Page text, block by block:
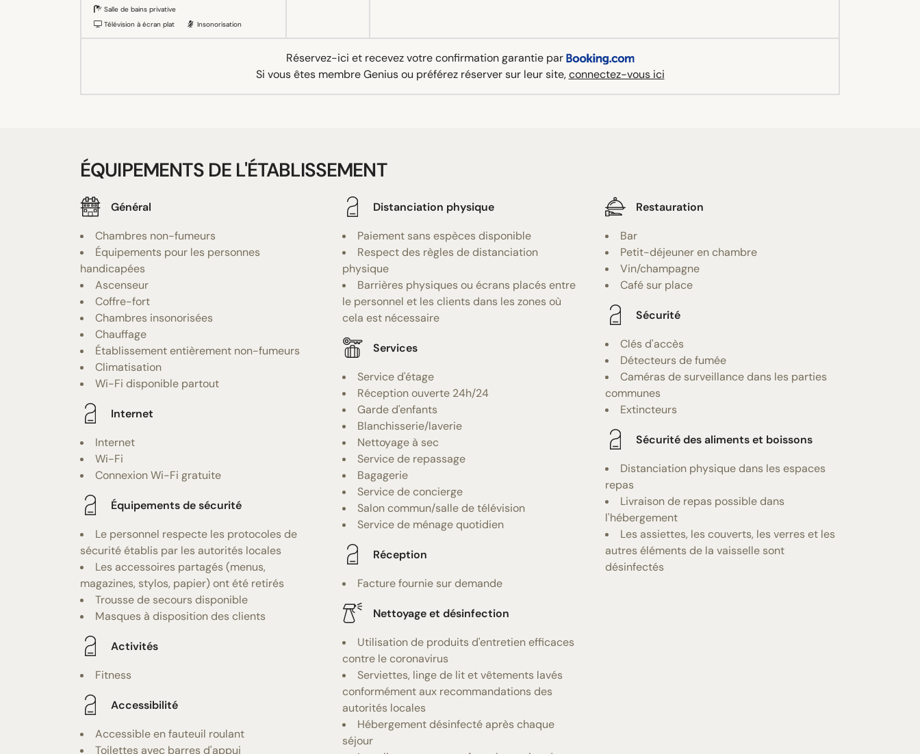
Salle de bains privative
Télévision à écran plat
Insonorisation
Réservez-ici et recevez votre confirmation garantie par
Si vous êtes membre Genius ou préférez réserver sur leur site,connectez-vous ici
ÉQUIPEMENTS DE L'ÉTABLISSEMENT
Général
Chambres non-fumeurs
Équipements pour les personnes
handicapées
Ascenseur
Coffre-fort
Chambres insonorisées
Chauffage
Établissement entièrement non-fumeurs
Climatisation
Wi-Fi disponible partout
Internet
Internet
Wi-Fi
Connexion Wi-Fi gratuite
Équipements de sécurité
Le personnel respecte les protocoles de
sécurité établis par les autorités locales
Les accessoires partagés (menus,
magazines, stylos, papier) ont été retirés
Trousse de secours disponible
Masques à disposition des clients
Activités
Fitness
Accessibilité
Accessible en fauteuil roulant
Toilettes avec barres d'appui
Distanciation physique
Paiement sans espèces disponible
Respect des règles de distanciation
physique
Barrières physiques ou écrans placés entre
le personnel et les clients dans les zones où
cela est nécessaire
Services
Service d'étage
Réception ouverte 24h/24
Garde d'enfants
Blanchisserie/laverie
Nettoyage à sec
Service de repassage
Bagagerie
Service de concierge
Salon commun/salle de télévision
Service de ménage quotidien
Réception
Facture fournie sur demande
Nettoyage et désinfection
Utilisation de produits d'entretien efficaces
contre le coronavirus
Serviettes, linge de lit et vêtements lavés
conformément aux recommandations des
autorités locales
Hébergement désinfecté après chaque
séjour
Restauration
Bar
Petit-déjeuner en chambre
Vin/champagne
Café sur place
Sécurité
Clés d'accès
Détecteurs de fumée
Caméras de surveillance dans les parties
communes
Extincteurs
Sécurité des aliments et boissons
Distanciation physique dans les espaces
repas
Livraison de repas possible dans
l'hébergement
Les assiettes, les couverts, les verres et les
autres éléments de la vaisselle sont
désinfectés